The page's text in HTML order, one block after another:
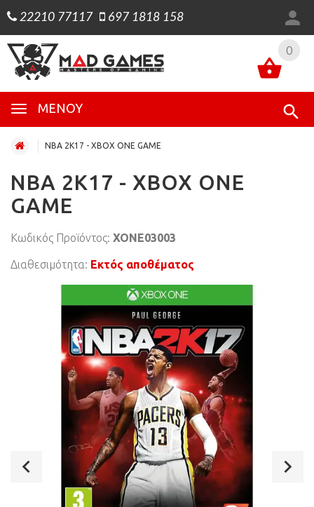
22210 77117 697 1818 158
0
ΜΕΝΟΎ
0
NBA 2K17 - XBOX ONE GAME
NBA 2K17 - XBOX ONE
GAME
Κωδικός Προϊόντος: XONE03003
Διαθεσιμότητα: Εκτός αποθέματος